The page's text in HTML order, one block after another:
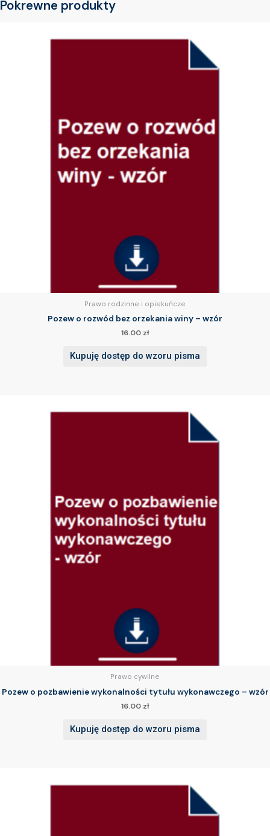
Pokrewne produkty
Prawo rodzinne i opiekuńcze
Pozew o rozwód bez orzekania winy – wzór
16.00 zł
Kupuję dostęp do wzoru pisma
Prawo cywilne
Pozew o pozbawienie wykonalności tytułu wykonawczego – wzór
16.00 zł
Kupuję dostęp do wzoru pisma